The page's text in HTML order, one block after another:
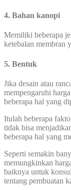
4. Bahan kanopi
Memiliki beberapa
ketebalan membran
5. Bentuk
Jika desain atau
mempengaruhi
beberapa hal yang
Itulah beberapa
tidak bisa
beberapa hal yang
Seperti semakin
memungkinkan
baiknya untuk
tentang pembuatan